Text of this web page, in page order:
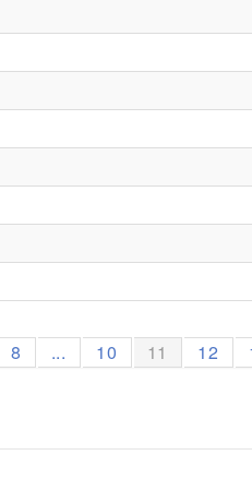
8 ... 10 11 12